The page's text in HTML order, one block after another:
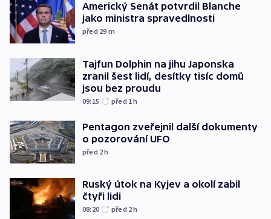
Americký Senát potvrdil Blanche
jako ministra spravedlnosti
před 29 m
Tajfun Dolphin na jihu Japonska
zranil šest lidí, desítky tisíc domů
jsou bez proudu
09:15 před 1h
Pentagon zveřejnil další dokumenty
o pozorování UFO
před 2h
Ruský útok na Kyjev a okolí zabil
čtyři lidi
08:20 před 2h